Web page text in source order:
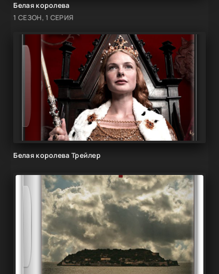
Белая королева
1 СЕЗОН, 1 СЕРИЯ
Белая королева Трейлер